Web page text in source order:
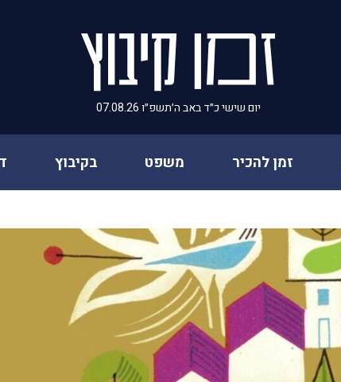
יום שישי כ״ד באב ה׳תשפ״ו 07.08.26
זמן להכיר משפט בקיבוץ